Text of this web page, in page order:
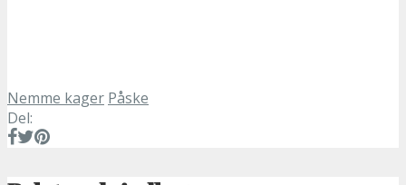
Nemme kager Påske
Del: